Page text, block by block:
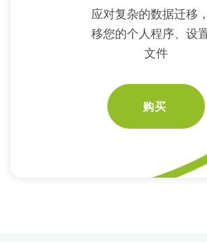
应对复杂的数据迁移
移您的个人程序、设
文件
购买